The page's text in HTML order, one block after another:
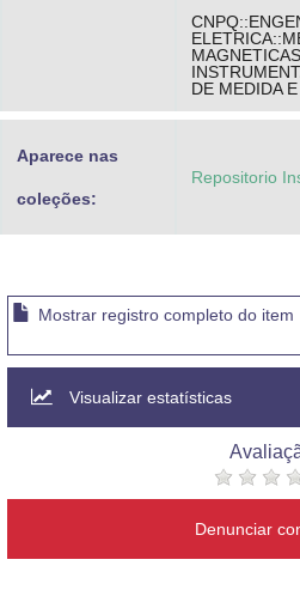
DE MEDIDA
Aparece nas
coleções:
Repositorio
Mostrar registro completo do item
Visualizar estatísticas
Denunciar